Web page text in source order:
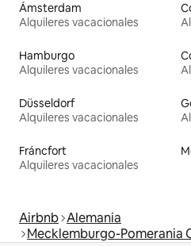
Ámsterdam
Alquileres vacacionales
Hamburgo
Alquileres vacacionales
Düsseldorf
Alquileres vacacionales
Fráncfort
Alquileres vacacionales
Airbnb Alemania
Mecklemburgo-Pomerania